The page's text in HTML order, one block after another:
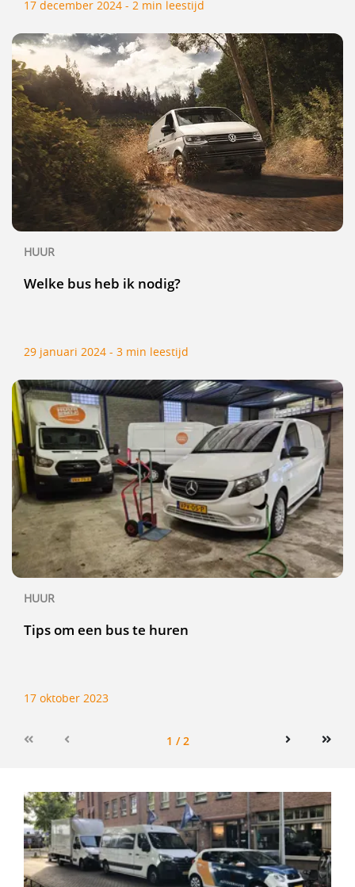
17 december 2024 - 2 min leestijd
HUUR
Welke bus heb ik nodig?
29 januari 2024 - 3 min leestijd
HUUR
Tips om een bus te huren
17 oktober 2023
1 / 2